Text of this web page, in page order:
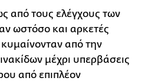
από τους ελέγχους των
ωστόσο και αρκετές
από την
μέχρι υπερβάσεις
από επιπλέον